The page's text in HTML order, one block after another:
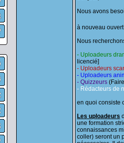
Nous avons
à nouveau
Nous
- Uploadeurs
licencié]
- Uploadeurs
- Uploadeurs
- Quizzeurs
- Rédacteurs de
en quoi consiste
Les uploadeurs
une formation
connaissances
coller) seront un